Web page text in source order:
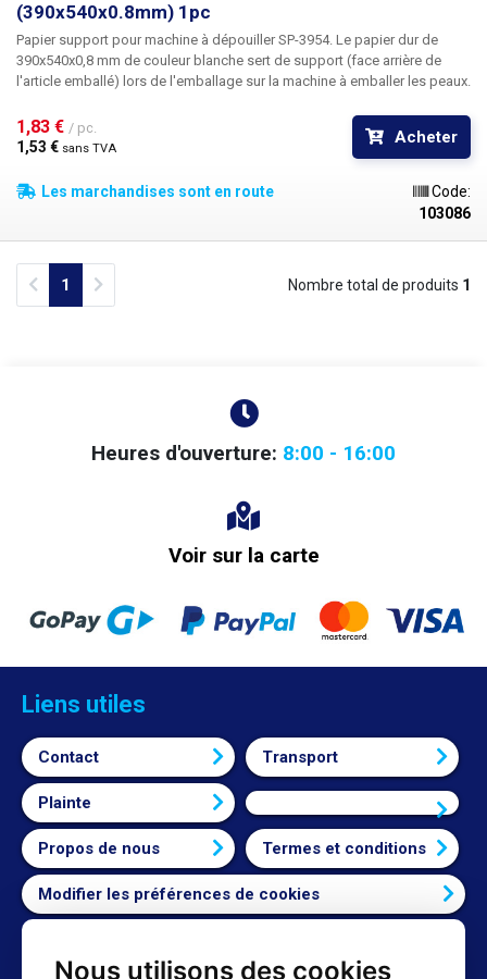
Nous utilisons des cookies
(390x540x0.8mm) 1pc
Papier support pour machine à dépouiller SP-3954. Le papier dur de
390x540x0,8 mm de couleur blanche sert de support (face arrière de
l'article emballé) lors de l'emballage sur la machine à emballer les peaux.
produit d'aspect professionnel.
Le papier est enduit d'une couche de PE
sur une face, ce qui garantit un emballage de qualité et augmente la
1,83 € / pc.
1,53 € sans TVA
Acheter
Les marchandises sont en route
Code:
103086
Previous
1 Nombre total de produits 1
Heures d'ouverture: 8:00 - 16:00
Voir sur la carte
Liens utiles
Contact Transport
Plainte Connexion
Propos de nous Termes et conditions
Modifier les préférences de cookies